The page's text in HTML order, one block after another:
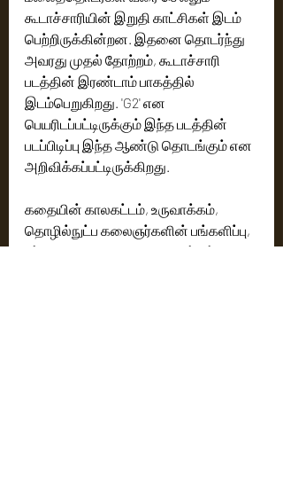
கூடாச்சாரியின் இறுதி காட்சிகள் இடம்
பெற்றிருக்கின்றன. இதனை தொடர்ந்து
அவரது முதல் தோற்றம், கூடாச்சாரி
படத்தின் இரண்டாம் பாகத்தில்
இடம்பெறுகிறது. 'G2' என
பெயரிடப்பட்டிருக்கும் இந்த படத்தின்
படப்பிடிப்பு இந்த ஆண்டு தொடங்கும் என
அறிவிக்கப்பட்டிருக்கிறது.
கதையின் காலகட்டம், உருவாக்கம்,
தொழில்நுட்ப கலைஞர்களின் பங்களிப்பு,
சர்வதேச அளவிலான தொழில்நுட்ப